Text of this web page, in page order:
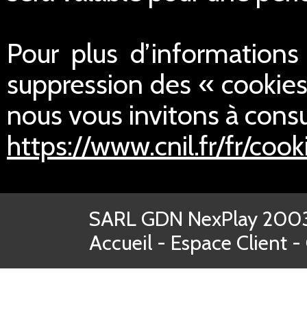
Pour plus
suppression des «
nous vous invitons à
https://www.cnil.fr/fr/
SARL GDN NexPlay
Accueil - Espace Client -